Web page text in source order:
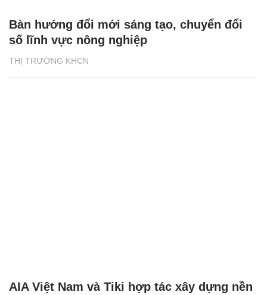
THỊ TRƯỜNG KHCN
Bàn hướng đổi mới sáng tạo, chuyển đổi
số lĩnh vực nông nghiệp
AIA Việt Nam và Tiki hợp tác xây dựng nền